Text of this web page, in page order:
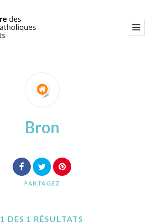
Bron
PARTAGEZ
1 DES 1 RÉSULTATS